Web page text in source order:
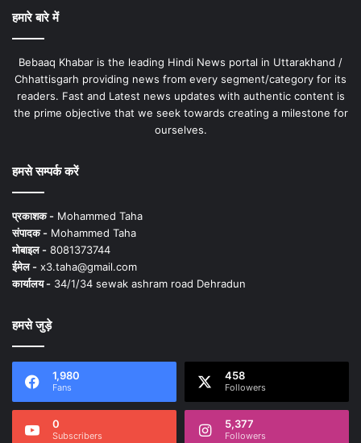
हमारे बारे में
Bebaaq Khabar is the leading Hindi News portal in Uttarakhand /
Chhattisgarh providing news from every segment/category for its
readers. Fast and Latest news updates with authentic content is
the prime objective that we seek towards creating a milestone for
ourselves.
हमसे सम्पर्क करें
प्रकाशक - Mohammed Taha
संपादक - Mohammed Taha
मोबाइल - 8081373744
ईमेल - x3.taha@gmail.com
कार्यालय - 34/1/34 sewak ashram road Dehradun
हमसे जुड़े
1,980
Fans
458
Followers
0
Subscribers
5,377
Followers